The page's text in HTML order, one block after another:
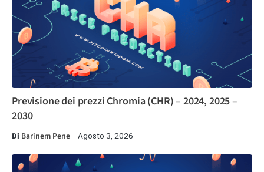
Previsione dei prezzi Chromia (CHR) – 2024, 2025 –
2030
Di Barinem Pene Agosto 3, 2026